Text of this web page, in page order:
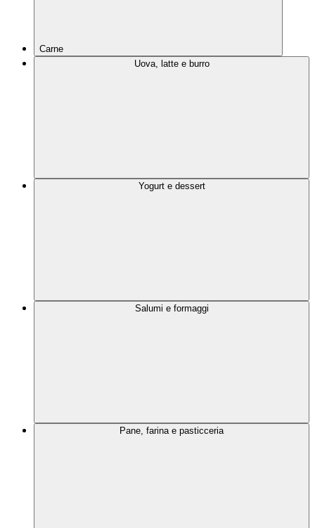
Carne
Uova, latte e burro
Yogurt e dessert
Salumi e formaggi
Pane, farina e pasticceria